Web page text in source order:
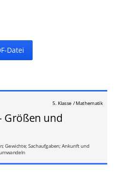
Datei
5. Klasse / Mathematik
Größen und
Gewichte; Sachaufgaben; Ankunft und